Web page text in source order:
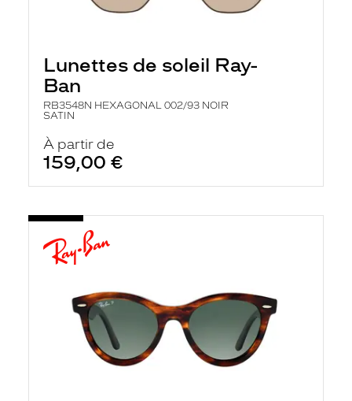
Lunettes de soleil Ray-
Ban
RB3548N HEXAGONAL 002/93 NOIR
SATIN
À partir de
159,00 €